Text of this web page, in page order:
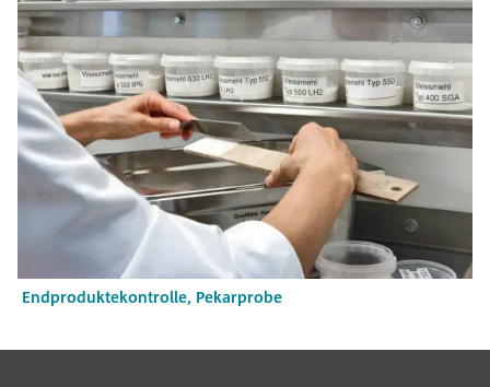
Endproduktekontrolle, Pekarprobe